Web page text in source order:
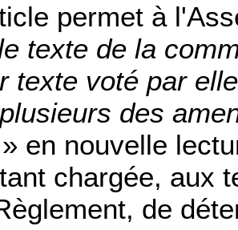
permet à
texte de la
texte voté par
des
» en nouvelle
chargée, aux
de